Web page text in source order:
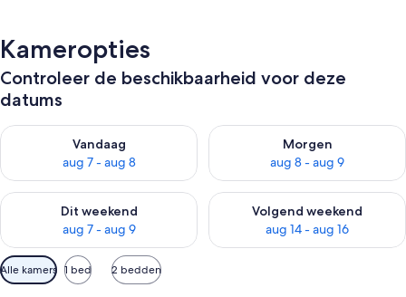
Kameropties
Controleer de beschikbaarheid voor deze
datums
Vandaag
aug 7 - aug 8
De beschikbaarheid controleren voor vanavond aug 7 - aug 8
Morgen
aug 8 - aug 9
De beschikbaarheid
Dit weekend
aug 7 - aug 9
De beschikbaarheid controleren voor dit weekend aug 7 -
Volgend weekend
aug 14 - aug 16
De beschikbaarheid
Beschikbare
filters
Alle kamers 1 bed 2 bedden